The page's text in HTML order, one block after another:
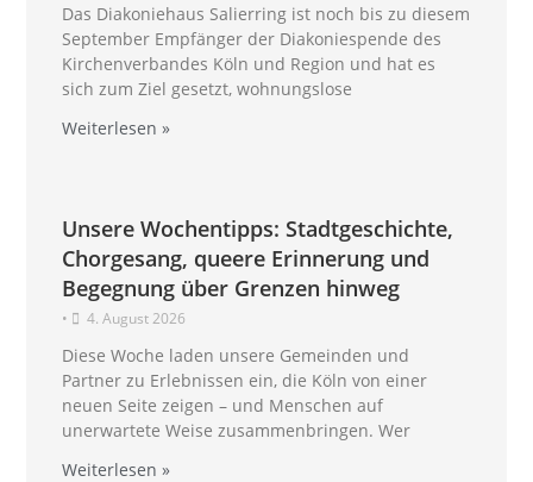
Das Diakoniehaus Salierring ist noch bis zu diesem
September Empfänger der Diakoniespende des
Kirchenverbandes Köln und Region und hat es
sich zum Ziel gesetzt, wohnungslose
Weiterlesen »
Unsere Wochentipps: Stadtgeschichte,
Chorgesang, queere Erinnerung und
Begegnung über Grenzen hinweg
• 4. August 2026
Diese Woche laden unsere Gemeinden und
Partner zu Erlebnissen ein, die Köln von einer
neuen Seite zeigen – und Menschen auf
unerwartete Weise zusammenbringen. Wer
Weiterlesen »